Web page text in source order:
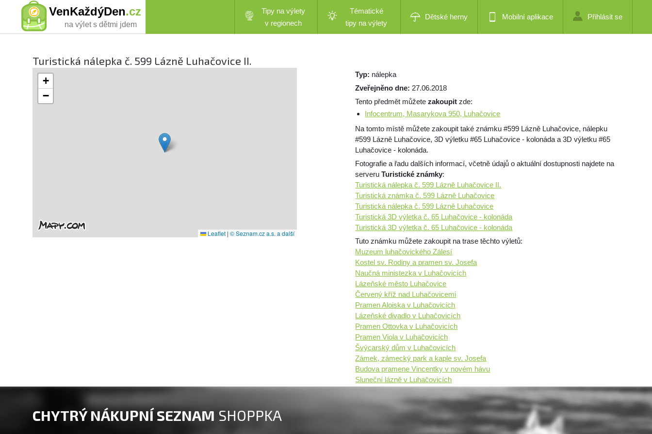
VenKaždýDen.cz
na výlet s dětmi jdem
Tipy na výlety
v regionech
Tématické
tipy na výlety
Dětské herny Mobilní aplikace Přihlásit se
Turistická nálepka č. 599 Lázně Luhačovice II.
+
−
Leaflet | © Seznam.cz a.s. a další
Typ: nálepka
Zveřejněno dne: 27.06.2018
Tento předmět můžetezakoupit zde:
Infocentrum, Masarykova 950, Luhačovice
Na tomto místě můžete zakoupit také známku #599 Lázně Luhačovice, nálepku
#599 Lázně Luhačovice, 3D výletku #65 Luhačovice - kolonáda a 3D výletku #65
Luhačovice - kolonáda.
Fotografie a řadu dalších informací, včetně údajů o aktuální dostupnosti najdete na
serveruTuristické známky:
Turistická nálepka č. 599 Lázně Luhačovice II.
Turistická známka č. 599 Lázně Luhačovice
Turistická nálepka č. 599 Lázně Luhačovice
Turistická 3D výletka č. 65 Luhačovice - kolonáda
Turistická 3D výletka č. 65 Luhačovice - kolonáda
Tuto známku můžete zakoupit na trase těchto výletů:
Muzeum luhačovického Zálesí
Kostel sv. Rodiny a pramen sv. Josefa
Naučná ministezka v Luhačovicích
Lázeňské město Luhačovice
Červený kříž nad Luhačovicemi
Pramen Aloiska v Luhačovicích
Lázeňské divadlo v Luhačovicích
Pramen Ottovka v Luhačovicích
Pramen Viola v Luhačovicích
Švýcarský dům v Luhačovicích
Zámek, zámecký park a kaple sv. Josefa
Budova pramene Vincentky v novém hávu
Sluneční lázně v Luhačovicích
CHYTRÝ NÁKUPNÍ SEZNAM SHOPPKA